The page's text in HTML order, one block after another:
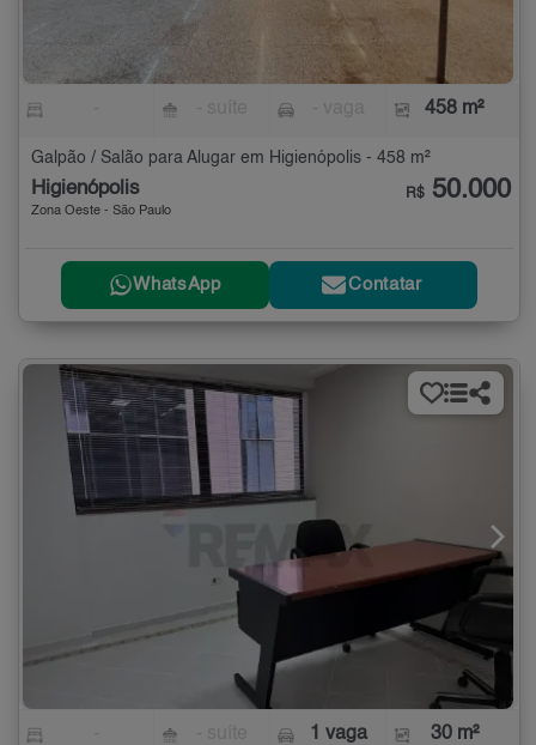
458 m²
Galpão / Salão para Alugar em Higienópolis - 458 m²
Higienópolis
Zona Oeste - São Paulo
R$ 50.000
WhatsApp Contatar
1 vaga 30 m²